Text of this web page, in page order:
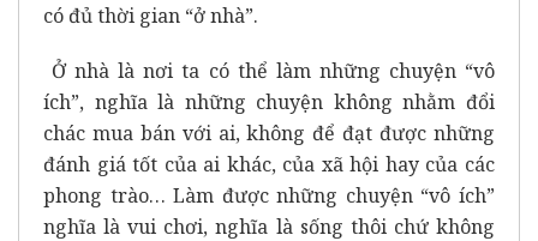
có đủ thời gian “ở nhà”.
Ở nhà là nơi ta có thể làm những chuyện “vô
ích”, nghĩa là những chuyện không nhằm đổi
chác mua bán với ai, không để đạt được những
đánh giá tốt của ai khác, của xã hội hay của các
phong trào… Làm được những chuyện “vô ích”
nghĩa là vui chơi, nghĩa là sống thôi chứ không